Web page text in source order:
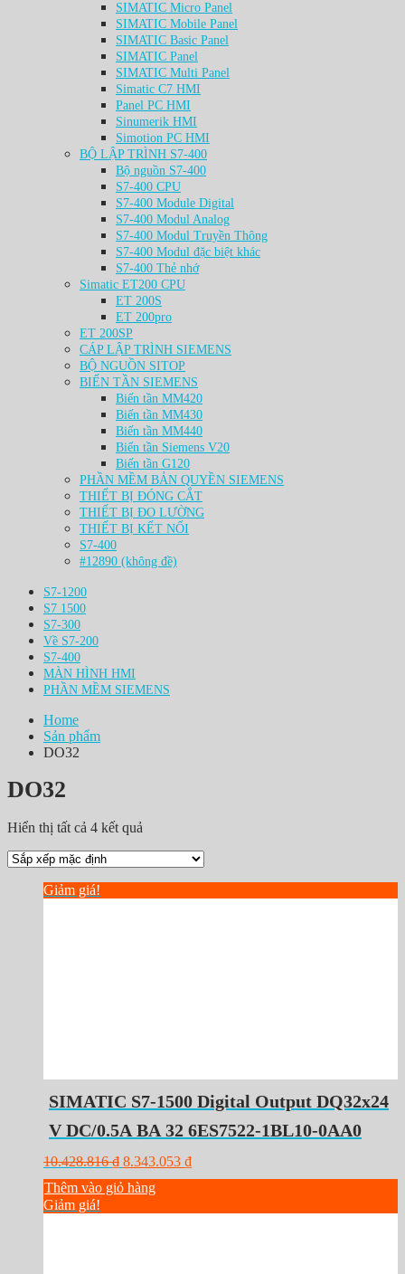
SIMATIC Micro Panel
SIMATIC Mobile Panel
SIMATIC Basic Panel
SIMATIC Panel
SIMATIC Multi Panel
Simatic C7 HMI
Panel PC HMI
Sinumerik HMI
Simotion PC HMI
BỘ LẬP TRÌNH S7-400
Bộ nguồn S7-400
S7-400 CPU
S7-400 Module Digital
S7-400 Modul Analog
S7-400 Modul Truyền Thông
S7-400 Modul đặc biệt khác
S7-400 Thẻ nhớ
Simatic ET200 CPU
ET 200S
ET 200pro
ET 200SP
CÁP LẬP TRÌNH SIEMENS
BỘ NGUỒN SITOP
BIẾN TẦN SIEMENS
Biến tần MM420
Biến tần MM430
Biến tần MM440
Biến tần Siemens V20
Biến tần G120
PHẦN MỀM BẢN QUYỀN SIEMENS
THIẾT BỊ ĐÓNG CẮT
THIẾT BỊ ĐO LƯỜNG
THIẾT BỊ KẾT NỐI
S7-400
#12890 (không đề)
S7-1200
S7 1500
S7-300
Về S7-200
S7-400
MÀN HÌNH HMI
PHẦN MỀM SIEMENS
Home
Sản phẩm
DO32
DO32
Hiển thị tất cả 4 kết quả
Giảm giá!
SIMATIC S7-1500 Digital Output DQ32x24
V DC/0.5A BA 32 6ES7522-1BL10-0AA0
10.428.816₫ G
i
á
8.343.053 ₫G
i
Thêm vào giỏ hàng
Giảm giá!